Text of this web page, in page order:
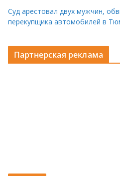
Суд арестовал двух мужчин,
перекупщика автомобилей в
Партнерская реклама